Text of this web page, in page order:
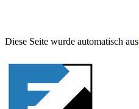
Diese Seite wurde automa­tisch aus